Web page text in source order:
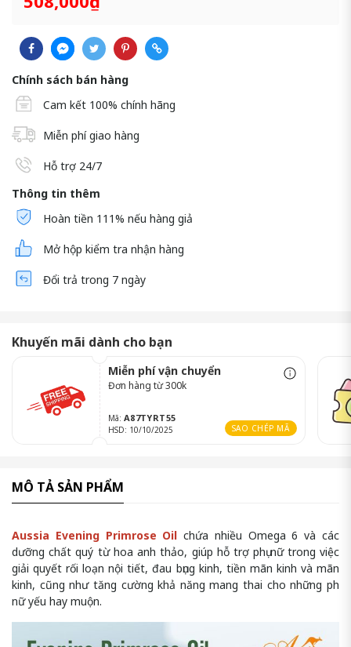
Chính sách bán hàng
Cam kết 100% chính hãng
Miễn phí giao hàng
Hỗ trợ 24/7
Thông tin thêm
Hoàn tiền 111% nếu hàng giả
Mở hộp kiểm tra nhận hàng
Đổi trả trong 7 ngày
Khuyến mãi dành cho bạn
Miễn phí vận chuyển
Đơn hàng từ 300k
Mã: A87TYRT55
HSD: 10/10/2025 SAO CHÉP MÃ
MÔ TẢ SẢN PHẨM
Aussia Evening Primrose Oil chứa nhiều Omega 6 và các
dưỡng chất quý từ hoa anh thảo, giúp hỗ trợ phụ nữ trong việc
giải quyết rối loạn nội tiết, đau bụng kinh, tiền mãn kinh và mãn
kinh, cũng như tăng cường khả năng mang thai cho những phụ
nữ yếu hay muộn.